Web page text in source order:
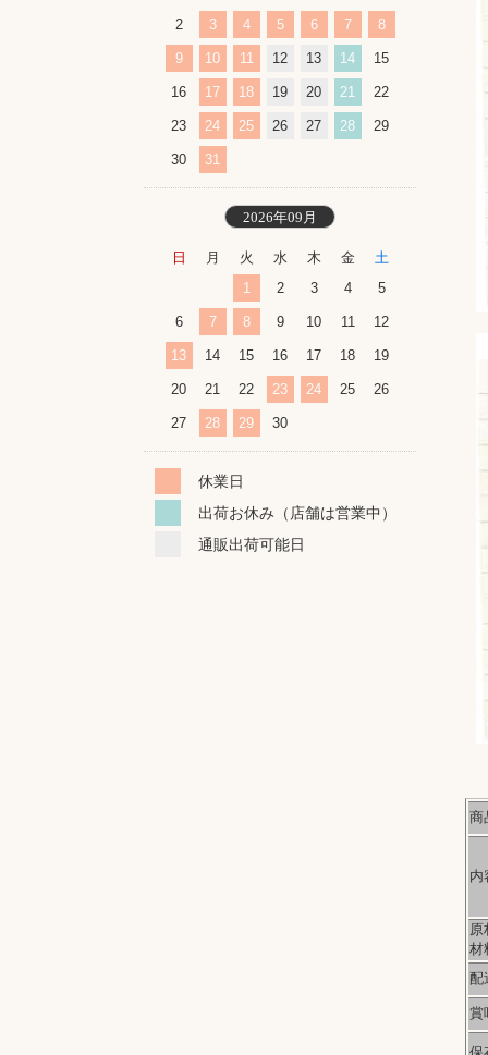
商
内
原
材
配
賞
2 3 4 5 6 7 8
9 10 11 12 13 14 15
16 17 18 19 20 21 22
23 24 25 26 27 28 29
30 31
2026年09月
日 月 火 水 木 金
土
1
2 3 4 5
6 7 8 9 10 11 12
13 14 15 16 17 18 19
20 21 22 23 24 25 26
27 28 29 30
休業日
出荷お休み（店舗は営業中）
通販出荷可能日